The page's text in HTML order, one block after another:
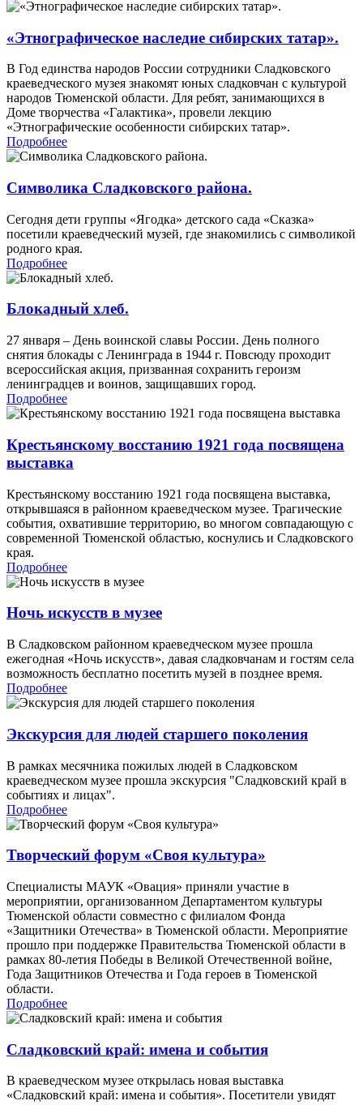
«Этнографическое наследие сибирских татар».
В Год единства народов России сотрудники Сладковского
краеведческого музея знакомят юных сладковчан с культурой
народов Тюменской области. Для ребят, занимающихся в
Доме творчества «Галактика», провели лекцию
«Этнографические особенности сибирских татар».
Подробнее
Символика Сладковского района.
Сегодня дети группы «Ягодка» детского сада «Сказка»
посетили краеведческий музей, где знакомились с символикой
родного края.
Подробнее
Блокадный хлеб.
27 января – День воинской славы России. День полного
снятия блокады с Ленинграда в 1944 г. Повсюду проходит
всероссийская акция, призванная сохранить героизм
ленинградцев и воинов, защищавших город.
Подробнее
Крестьянскому восстанию 1921 года посвящена
выставка
Крестьянскому восстанию 1921 года посвящена выставка,
открывшаяся в районном краеведческом музее. Трагические
события, охватившие территорию, во многом совпадающую с
современной Тюменской областью, коснулись и Сладковского
края.
Подробнее
Ночь искусств в музее
В Сладковском районном краеведческом музее прошла
ежегодная «Ночь искусств», давая сладковчанам и гостям села
возможность бесплатно посетить музей в позднее время.
Подробнее
Экскурсия для людей старшего поколения
В рамках месячника пожилых людей в Сладковском
краеведческом музее прошла экскурсия "Сладковский край в
событиях и лицах".
Подробнее
Творческий форум «Своя культура»
Специалисты МАУК «Овация» приняли участие в
мероприятии, организованном Департаментом культуры
Тюменской области совместно с филиалом Фонда
«Защитники Отечества» в Тюменской области. Мероприятие
прошло при поддержке Правительства Тюменской области в
рамках 80-летия Победы в Великой Отечественной войне,
Года Защитников Отечества и Года героев в Тюменской
области.
Подробнее
Сладковский край: имена и события
В краеведческом музее открылась новая выставка
«Сладковский край: имена и события». Посетители увидят